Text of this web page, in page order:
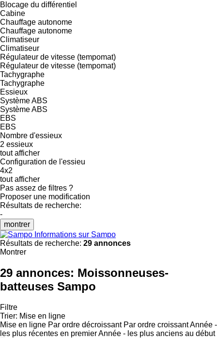
Blocage du différentiel
Cabine
Chauffage autonome
Chauffage autonome
Climatiseur
Climatiseur
Régulateur de vitesse (tempomat)
Régulateur de vitesse (tempomat)
Tachygraphe
Tachygraphe
Essieux
Système ABS
Système ABS
EBS
EBS
Nombre d'essieux
2 essieux
tout afficher
Configuration de l'essieu
4x2
tout afficher
Pas assez de filtres ?
Proposer une modification
Résultats de recherche:
-
montrer
Informations sur Sampo
Résultats de recherche: 29 annonces
Montrer
29 annonces: Moissonneuses-
batteuses Sampo
Filtre
Trier: Mise en ligne
Mise en ligne Par ordre décroissant Par ordre croissantAnnée -
les plus récentes en premierAnnée - les plus anciens au début